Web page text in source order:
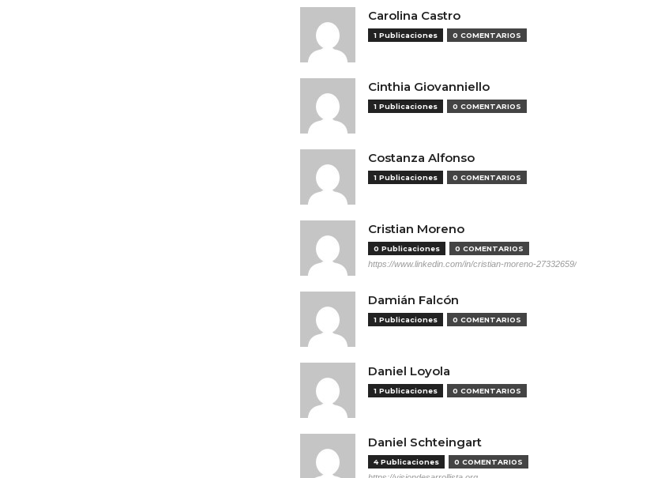
Carolina Castro
1 Publicaciones 0 COMENTARIOS
Cinthia Giovanniello
1 Publicaciones 0 COMENTARIOS
Costanza Alfonso
1 Publicaciones 0 COMENTARIOS
Cristian Moreno
0 Publicaciones 0 COMENTARIOS
https://www.linkedin.com/in/cristian-moreno-27332659/
Damián Falcón
1 Publicaciones 0 COMENTARIOS
Daniel Loyola
1 Publicaciones 0 COMENTARIOS
Daniel Schteingart
4 Publicaciones 0 COMENTARIOS